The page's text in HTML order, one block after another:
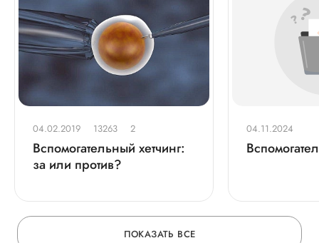
04.02.2019 13263 2
Вспомогательный хетчинг:
за или против?
04.11.2024
ПОКАЗАТЬ ВСЕ